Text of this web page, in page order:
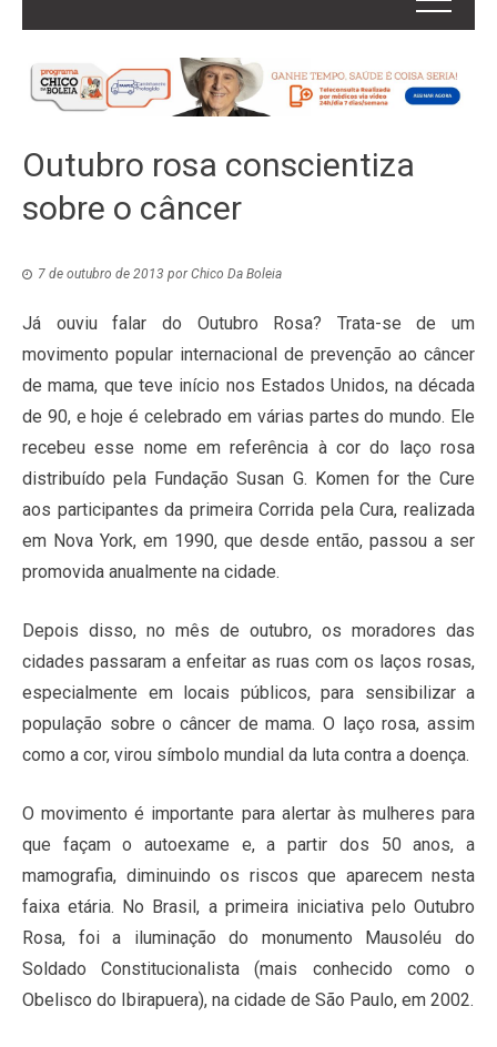
Outubro rosa conscientiza
sobre o câncer
7 de outubro de 2013 porChico Da Boleia
Já ouviu falar do Outubro Rosa? Trata-se de um
movimento popular internacional de prevenção ao câncer
de mama, que teve início nos Estados Unidos, na década
de 90, e hoje é celebrado em várias partes do mundo. Ele
recebeu esse nome em referência à cor do laço rosa
distribuído pela Fundação Susan G. Komen for the Cure
aos participantes da primeira Corrida pela Cura, realizada
em Nova York, em 1990, que desde então, passou a ser
promovida anualmente na cidade.
Depois disso, no mês de outubro, os moradores das
cidades passaram a enfeitar as ruas com os laços rosas,
especialmente em locais públicos, para sensibilizar a
população sobre o câncer de mama. O laço rosa, assim
como a cor, virou símbolo mundial da luta contra a doença.
O movimento é importante para alertar às mulheres para
que façam o autoexame e, a partir dos 50 anos, a
mamografia, diminuindo os riscos que aparecem nesta
faixa etária. No Brasil, a primeira iniciativa pelo Outubro
Rosa, foi a iluminação do monumento Mausoléu do
Soldado Constitucionalista (mais conhecido como o
Obelisco do Ibirapuera), na cidade de São Paulo, em 2002.